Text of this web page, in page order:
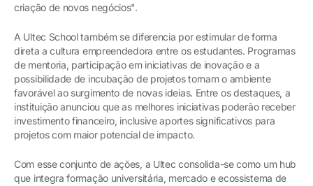
criação de novos negócios".
A Ultec School também se diferencia por estimular de forma
direta a cultura empreendedora entre os estudantes. Programas
de mentoria, participação em iniciativas de inovação e a
possibilidade de incubação de projetos tornam o ambiente
favorável ao surgimento de novas ideias. Entre os destaques, a
instituição anunciou que as melhores iniciativas poderão receber
investimento financeiro, inclusive aportes significativos para
projetos com maior potencial de impacto.
Com esse conjunto de ações, a Ultec consolida-se como um hub
que integra formação universitária, mercado e ecossistema de